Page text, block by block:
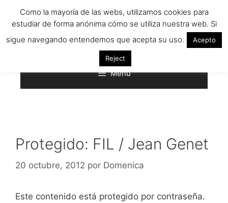
Menú
Protegido: FIL / Jean Genet
20 octubre, 2012 por Domenica
Este contenido está protegido por contraseña.
Como la mayoría de las webs, utilizamos cookies para
estudiar de forma anónima cómo se utiliza nuestra web. Si
sigue navegando entendemos que acepta su uso.
Acepto
Reject